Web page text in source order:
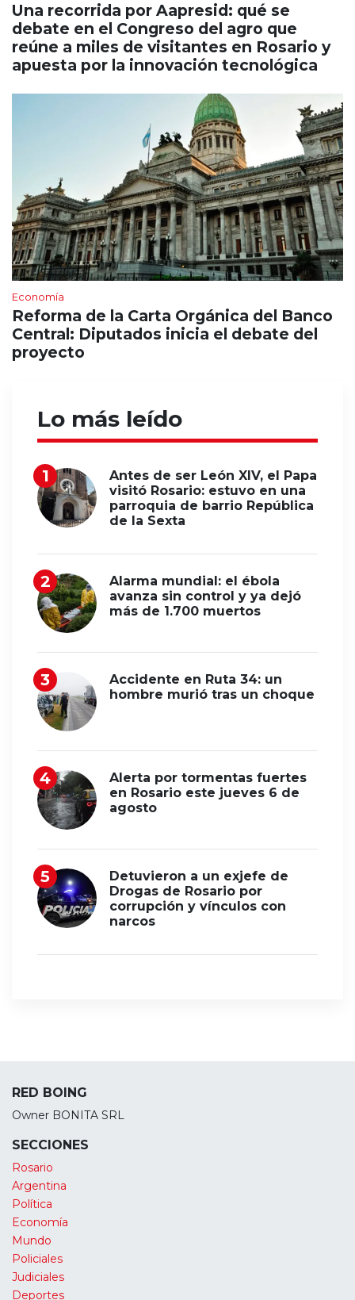
Una recorrida por Aapresid: qué se
debate en el Congreso del agro que
reúne a miles de visitantes en Rosario y
apuesta por la innovación tecnológica
Economía
Reforma de la Carta Orgánica del Banco
Central: Diputados inicia el debate del
proyecto
Lo más leído
Antes de ser León XIV, el Papa
visitó Rosario: estuvo en una
parroquia de barrio República
de la Sexta
Alarma mundial: el ébola
avanza sin control y ya dejó
más de 1.700 muertos
Accidente en Ruta 34: un
hombre murió tras un choque
Alerta por tormentas fuertes
en Rosario este jueves 6 de
agosto
Detuvieron a un exjefe de
Drogas de Rosario por
corrupción y vínculos con
narcos
RED BOING
Owner BONITA SRL
SECCIONES
Rosario
Argentina
Política
Economía
Mundo
Policiales
Judiciales
Deportes